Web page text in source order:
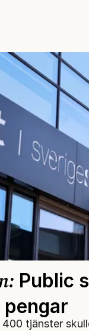
Public
tjänster